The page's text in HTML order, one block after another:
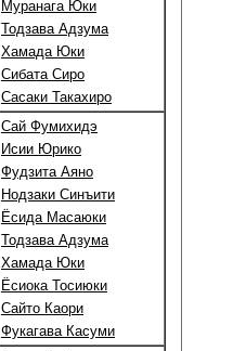
Муранага Юки
Тодзава Адзума
Хамада Юки
Сибата Сиро
Сасаки Такахиро
Сай Фумихидэ
Исии Юрико
Фудзита Аяно
Нодзаки Синъити
Ёсида Масаюки
Тодзава Адзума
Хамада Юки
Ёсиока Тосиюки
Сайто Каори
Фукагава Касуми